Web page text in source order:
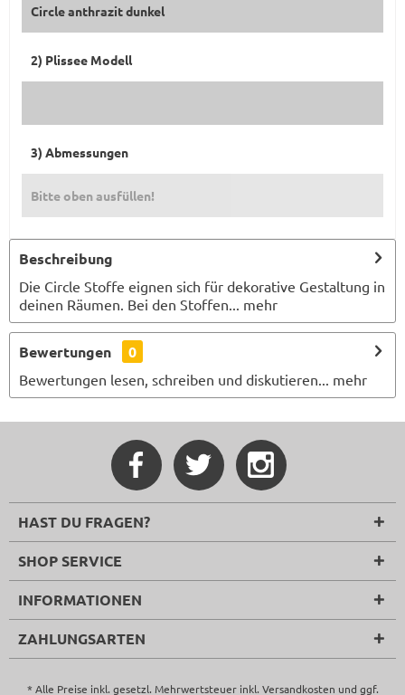
Circle anthrazit dunkel
2) Plissee Modell
3) Abmessungen
Bitte oben ausfüllen!
Beschreibung
Die Circle Stoffe eignen sich für dekorative Gestaltung in
deinen Räumen. Bei den Stoffen...
mehr
Bewertungen 0
Bewertungen lesen, schreiben und diskutieren... mehr
HAST DU FRAGEN?
SHOP SERVICE
INFORMATIONEN
ZAHLUNGSARTEN
* Alle Preise inkl. gesetzl. Mehrwertsteuer inkl. Versandkosten und ggf.